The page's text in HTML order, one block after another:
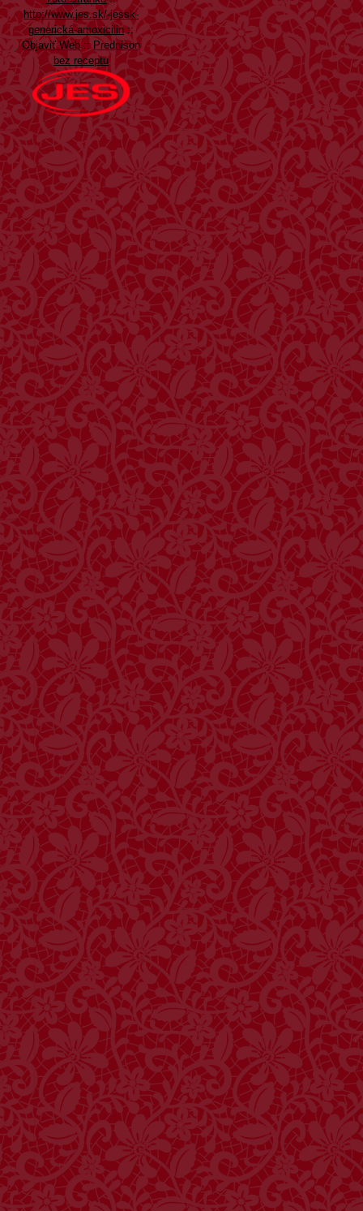
http://www.jes.sk/-jessk-
generická-amoxicilin ::
Objaviť Web :: Prednison
bez receptu